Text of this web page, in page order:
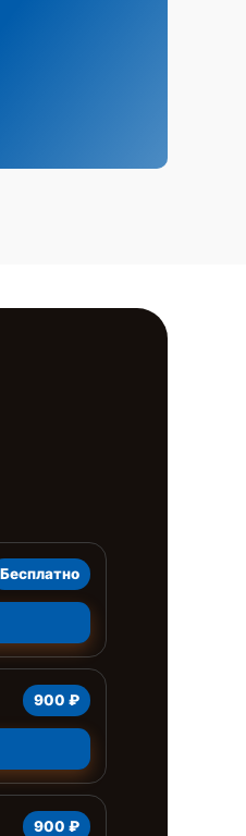
Бесплатно
900 ₽
900 ₽